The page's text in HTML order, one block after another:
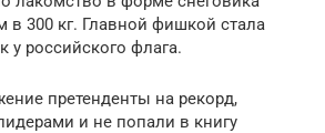
в 300 кг. Главной фишкой стала
у российского флага.
претенденты на рекорд,
и не попали в книгу